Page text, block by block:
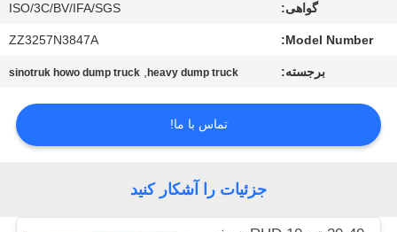
بگیرید
گواهی: ISO/3C/BV/IFA/SGS
Model Number:
ZZ3257N3847A
برجسته: heavy dump truck
,
sinotruk howo dump truck
تماس با ما!
جزئیات را آشکار کنید